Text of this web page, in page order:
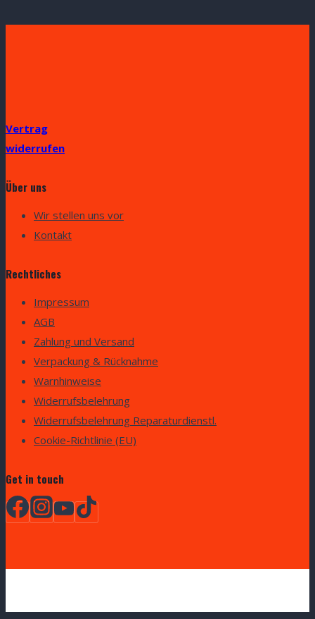
Vertrag
widerrufen
Über uns
Wir stellen uns vor
Kontakt
Rechtliches
Impressum
AGB
Zahlung und Versand
Verpackung & Rücknahme
Warnhinweise
Widerrufsbelehrung
Widerrufsbelehrung Reparaturdienstl.
Cookie-Richtlinie (EU)
Get in touch